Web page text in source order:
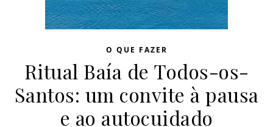
O QUE FAZER
Ritual Baía de Todos-os-
Santos: um convite à pausa
e ao autocuidado